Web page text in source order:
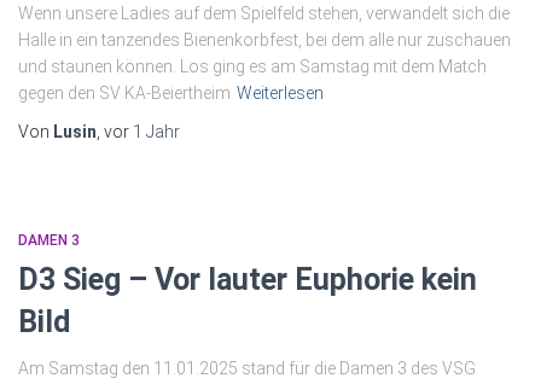
Wenn unsere Ladies auf dem Spielfeld stehen, verwandelt sich die
Halle in ein tanzendes Bienenkorbfest, bei dem alle nur zuschauen
und staunen können. Los ging es am Samstag mit dem Match
gegen den SV KA-Beiertheim Weiterlesen
Von Lusin, vor 1 Jahr
DAMEN 3
D3 Sieg – Vor lauter Euphorie kein
Bild
Am Samstag den 11.01.2025 stand für die Damen 3 des VSG